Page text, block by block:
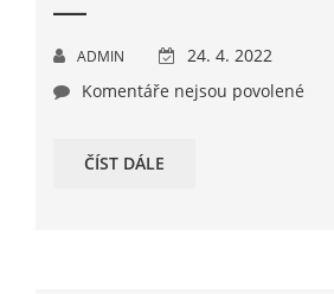
ADMIN
24. 4. 2022
Komentáře nejsou povolené
ČÍST DÁLE